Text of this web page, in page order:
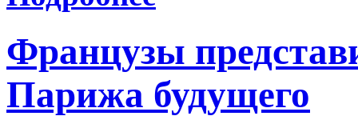
Французы
Парижа будущего